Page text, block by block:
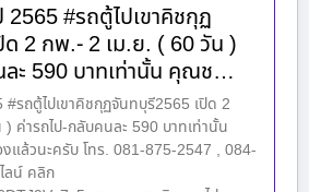
#รถตู้ไปเขาคิชกุฏ
2 กพ.- 2 เม.ย. ( 60 วัน )
ละ 590 บาทเท่านั้น คุณช…
รถตู้ไปเขาคิชกุฏจันทบุรี2565 เปิด 2
ค่ารถไป-กลับคนละ 590 บาทเท่านั้น
แล้วนะครับ โทร. 081-875-2547 , 084-
ลน์ คลิก